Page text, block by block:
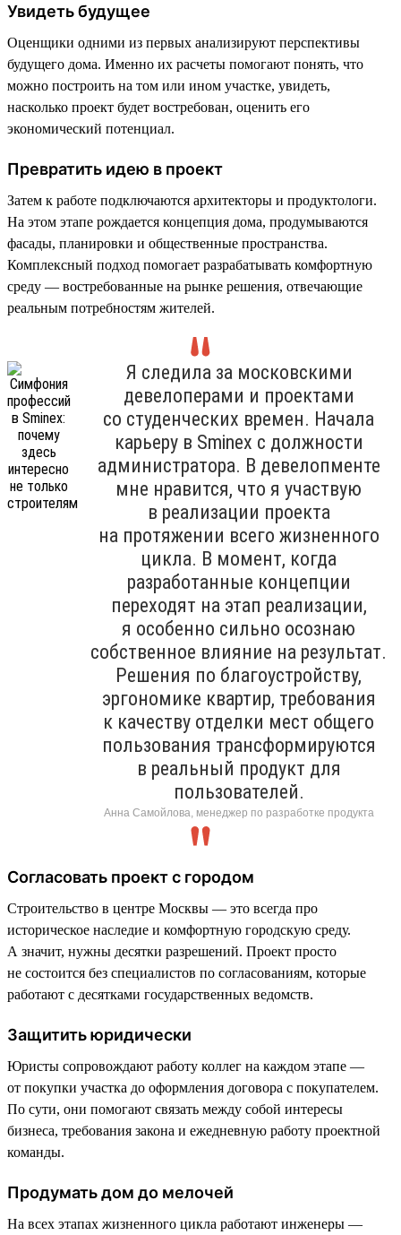
Увидеть будущее
Оценщики одними из первых анализируют перспективы
будущего дома. Именно их расчеты помогают понять, что
можно построить на том или ином участке, увидеть,
насколько проект будет востребован, оценить его
экономический потенциал.
Превратить идею в проект
Затем к работе подключаются архитекторы и продуктологи.
На этом этапе рождается концепция дома, продумываются
фасады, планировки и общественные пространства.
Комплексный подход помогает разрабатывать комфортную
среду — востребованные на рынке решения, отвечающие
реальным потребностям жителей.
Я следила за московскими
девелоперами и проектами
со студенческих времен. Начала
карьеру в Sminex с должности
администратора. В девелопменте
мне нравится, что я участвую
в реализации проекта
на протяжении всего жизненного
цикла. В момент, когда
разработанные концепции
переходят на этап реализации,
я особенно сильно осознаю
собственное влияние на результат.
Решения по благоустройству,
эргономике квартир, требования
к качеству отделки мест общего
пользования трансформируются
в реальный продукт для
пользователей.
Анна Самойлова, менеджер по разработке продукта
Согласовать проект с городом
Строительство в центре Москвы — это всегда про
историческое наследие и комфортную городскую среду.
А значит, нужны десятки разрешений. Проект просто
не состоится без специалистов по согласованиям, которые
работают с десятками государственных ведомств.
Защитить юридически
Юристы сопровождают работу коллег на каждом этапе —
от покупки участка до оформления договора с покупателем.
По сути, они помогают связать между собой интересы
бизнеса, требования закона и ежедневную работу проектной
команды.
Продумать дом до мелочей
На всех этапах жизненного цикла работают инженеры —